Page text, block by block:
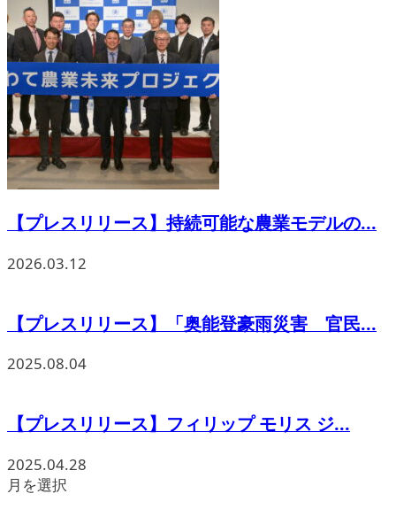
【プレスリリース】持続可能な農業モデルの...
2026.03.12
【プレスリリース】「奥能登豪雨災害 官民...
2025.08.04
【プレスリリース】フィリップ モリス ジ...
2025.04.28
月を選択